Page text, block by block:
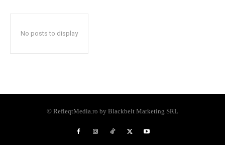
No posts to display
© RefleqtMedia.ro by Blackbelt Marketing SRL